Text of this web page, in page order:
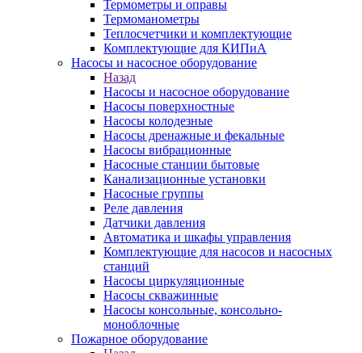
Термометры и оправы
Термоманометры
Теплосчетчики и комплектующие
Комплектующие для КИПиА
Насосы и насосное оборудование
Назад
Насосы и насосное оборудование
Насосы поверхностные
Насосы колодезные
Насосы дренажные и фекальные
Насосы вибрационные
Насосные станции бытовые
Канализационные установки
Насосные группы
Реле давления
Датчики давления
Автоматика и шкафы управления
Комплектующие для насосов и насосных
станций
Насосы циркуляционные
Насосы скважинные
Насосы консольные, консольно-
моноблочные
Пожарное оборудование